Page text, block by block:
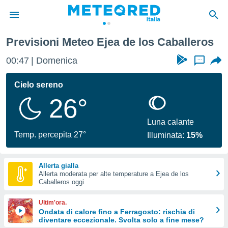
di
per
le
di
Web
le
Previsioni Meteo Ejea de los Caballeros
00:47 Domenica ...
Cielo sereno
26°
Temp. percepita 27°
Luna calante
Illuminata: 15%
Allerta gialla
Allerta moderata per alte temperature a Ejea de los
Caballeros oggi
Ultim'ora.
Ondata di calore fino a Ferragosto: rischia di
diventare eccezionale. Svolta solo a fine mese?